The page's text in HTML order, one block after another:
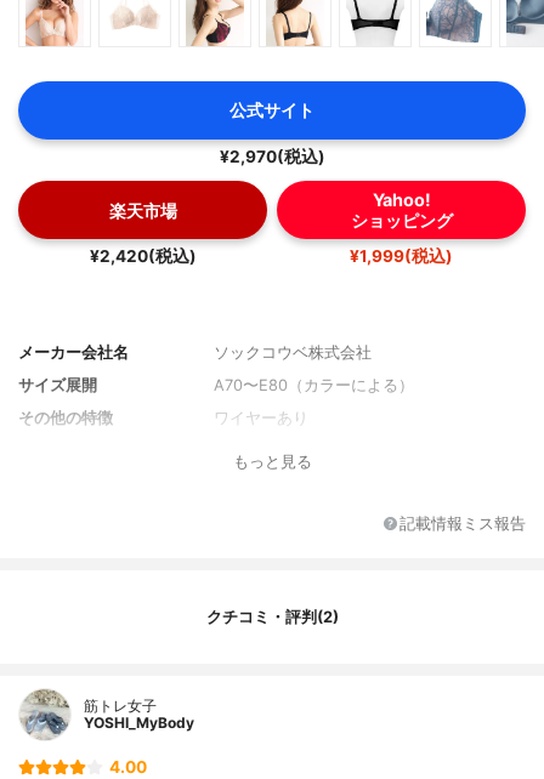
公式サイト
¥2,970(税込)
楽天市場
¥2,420(税込)
Yahoo!
ショッピング
¥1,999(税込)
メーカー会社名
ソックコウベ株式会社
サイズ展開
A70〜E80（カラーによる）
その他の特徴
ワイヤーあり
もっと見る
記載情報ミス報告
クチコミ・評判(2)
筋トレ女子
YOSHI_MyBody
4.00